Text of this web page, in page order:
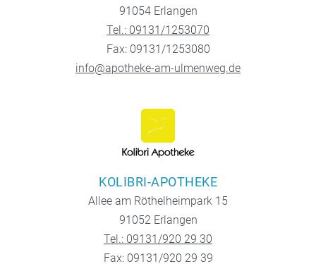
91054 Erlangen
Tel.: 09131/1253070
Fax: 09131/1253080
info@apotheke-am-ulmenweg.de
KOLIBRI-APOTHEKE
Allee am Röthelheimpark 15
91052 Erlangen
Tel.: 09131/920 29 30
Fax: 09131/920 29 39